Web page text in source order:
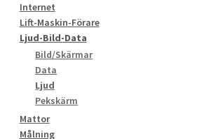
Internet
Lift-Maskin-Förare
Ljud-Bild-Data
Bild/Skärmar
Data
Ljud
Pekskärm
Mattor
Målning